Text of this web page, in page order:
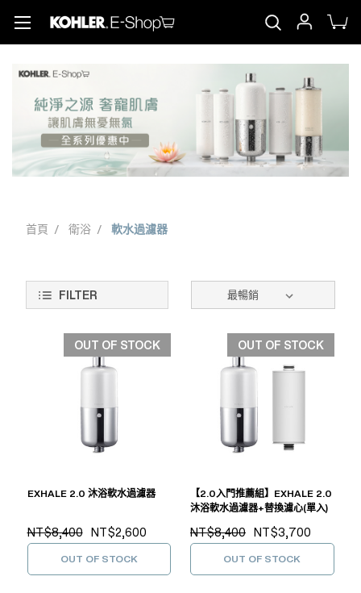
首頁 衛浴 軟水過濾器
FILTER
OUT OF STOCK
EXHALE 2.0 沐浴軟水過濾器
NT$8,400 NT$2,600
OUT OF STOCK
OUT OF STOCK
【2.0入門推薦組】EXHALE 2.0
沐浴軟水過濾器+替換濾心(單入)
NT$8,400 NT$3,700
OUT OF STOCK